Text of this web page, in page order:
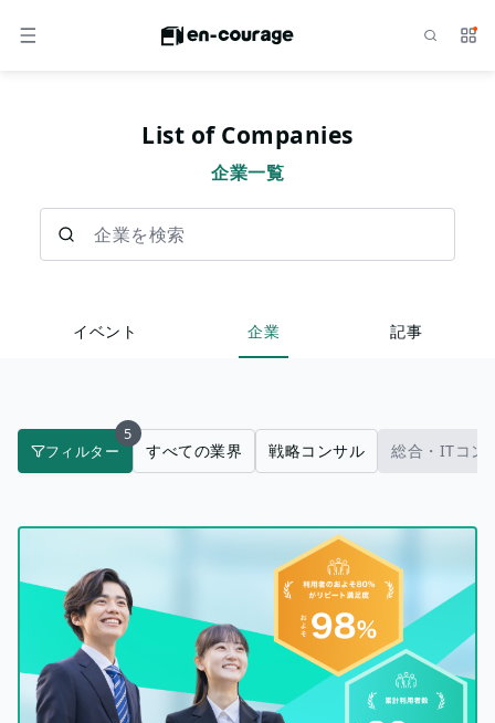
メニュー サ
List of Companies
企業一覧
イベント 企業 記事
フィルター
5
すべての業界 戦略コンサル 総合・ITコン